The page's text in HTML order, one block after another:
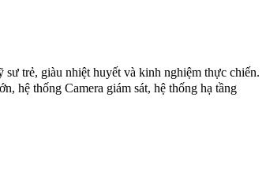
trẻ, giàu nhiệt huyết và kinh nghiệm thực chiến.
hệ thống Camera giám sát, hệ thống hạ tầng